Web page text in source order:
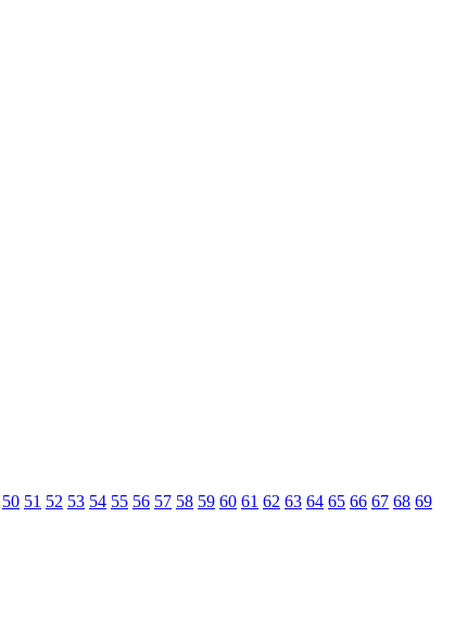
50 51 52 53 54 55 56 57 58 59 60 61 62 63 64 65 66 67 68 69